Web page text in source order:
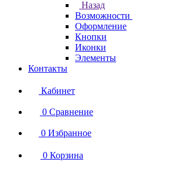
Назад
Возможности
Оформление
Кнопки
Иконки
Элементы
Контакты
Кабинет
0 Сравнение
0 Избранное
0 Корзина